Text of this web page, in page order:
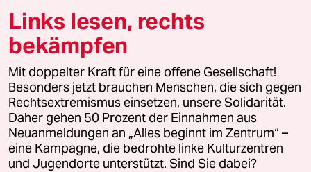
Nord
Wahrheit
Themen
Niedrigwasser
Links lesen, rechts
bekämpfen
Mit doppelter Kraft für eine offene Gesellschaft!
Besonders jetzt brauchen Menschen, die sich gegen
Rechtsextremismus einsetzen, unsere Solidarität.
Daher gehen 50 Prozent der Einnahmen aus
Neuanmeldungen an „Alles beginnt im Zentrum“ –
eine Kampagne, die bedrohte linke Kulturzentren
und Jugendorte unterstützt. Sind Sie dabei?